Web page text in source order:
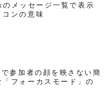
メッセージ一覧で表示
コンの意味
参加者の顔を映さない簡
「フォーカスモード」の